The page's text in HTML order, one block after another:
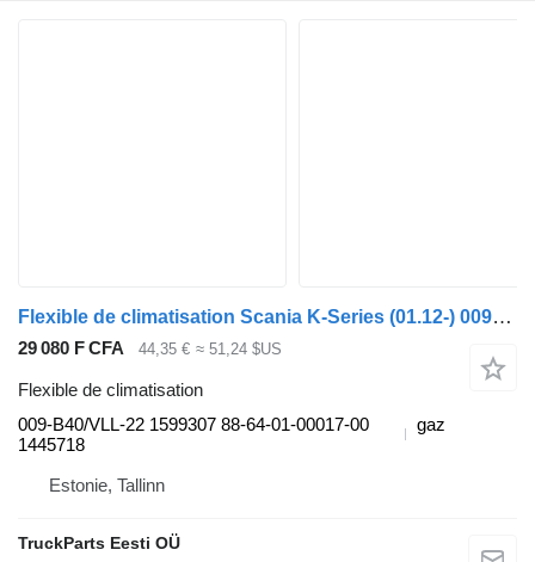
Flexible de climatisation Scania K-Series (01.12-) 009-B40/VLL-22 pour Scania K,N,F-series bus (2006-)
29 080 F CFA 44,35 € ≈ 51,24 $US
Flexible de climatisation
009-B40/VLL-22 1599307 88-64-01-00017-00
1445718
gaz
Estonie, Tallinn
TruckParts Eesti OÜ